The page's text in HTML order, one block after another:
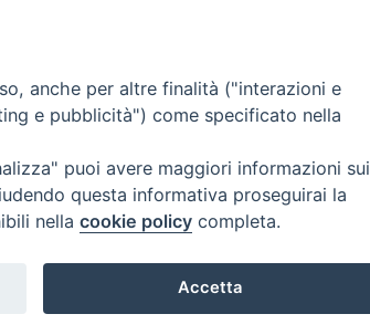
anche per altre finalità ("interazioni e
e pubblicità") come specificato nella
puoi avere maggiori informazioni sui
questa informativa proseguirai la
nella cookie policy completa.
Accetta